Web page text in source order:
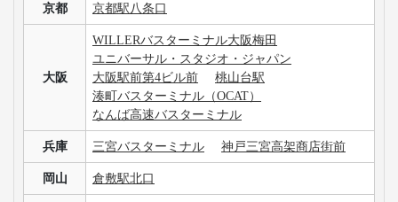
京都 京都駅八条口
大阪
WILLERバスターミナル大阪梅田
ユニバーサル・スタジオ・ジャパン
大阪駅前第4ビル前
桃山台駅
湊町バスターミナル（OCAT）
なんば高速バスターミナル
兵庫 三宮バスターミナル 神戸三宮高架商店街前
岡山 倉敷駅北口